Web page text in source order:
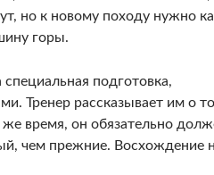
но к новому походу нужно
горы.
подготовка,
Тренер рассказывает им о
время, он обязательно
чем прежние. Восхождение